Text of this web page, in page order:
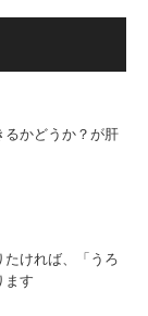
るかどうか？が肝
ければ、「うろ
ます